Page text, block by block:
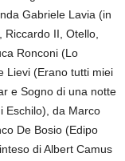
Gabriele Lavia (in
II, Otello,
Ronconi (Lo
Lievi (Erano tutti miei
e Sogno di una notte
Eschilo), da Marco
De Bosio (Edipo
di Albert Camus